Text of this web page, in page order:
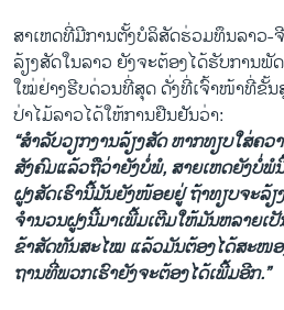
ສາເຫດທີ່ມີການຕັ້ງບໍລິສັດຮ່ວມທຶນລາວ-
ລ້ຽງສັດໃນລາວ ຍັງຈະຕ້ອງໄດ້ຮັບການ
ໃໝ່ຢ່າງຮີບດ່ວນທີ່ສຸດ ດັ່ງທີ່ເຈົ້າໜ້າທີ່ຂັ້ນ
ປ່າໄມ້ລາວໄດ້ໃຫ້ການຢືນຢັນວ່າ:
“ສໍາລັບວຽກງານລ້ຽງສັດຫາກທຽບໃສ່ຄວ
ສັງຄົມແລ້ວຖືວ່າຍັງບໍ່ພໍ,ສາຍເຫດຍັງບໍ່ພໍນີ້
ຝູງສັດເຮົານີ້ມັນຍັງໜ້ອຍຢູ່ ຖ້າທຽບຈະລ້
ຈໍານວນຝູງນີ້ມາເພີ້ມເຕີມໃຫ້ມັນຫລາຍເ
ຂ້າສັດທັນສະໄໝ ແລ້ວມັນຕ້ອງໄດ້ສະໜ
ຖານທີ່ພວກເຮົາຍັງຈະຕ້ອງໄດ້ເພີ້ມອີກ.”